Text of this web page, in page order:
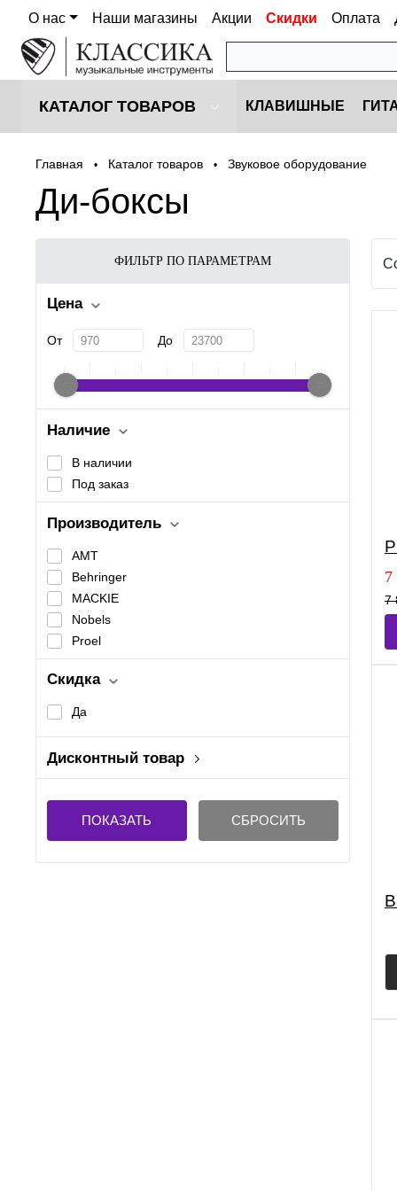
О нас Наши магазины Акции Скидки Оплата
КАТАЛОГ ТОВАРОВ КЛАВИШНЫЕ
Главная • Каталог товаров • Звуковое оборудование
Ди-боксы
ФИЛЬТР ПО ПАРАМЕТРАМ
Цена
От До
Наличие
В наличии
Под заказ
Производитель
AMT
Behringer
MACKIE
Nobels
Proel
Скидка
Да
Дисконтный товар
ПОКАЗАТЬ СБРОСИТЬ
7
7